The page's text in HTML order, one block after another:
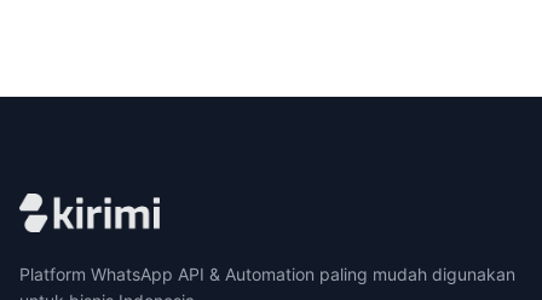
Platform WhatsApp API & Automation paling mudah digunakan